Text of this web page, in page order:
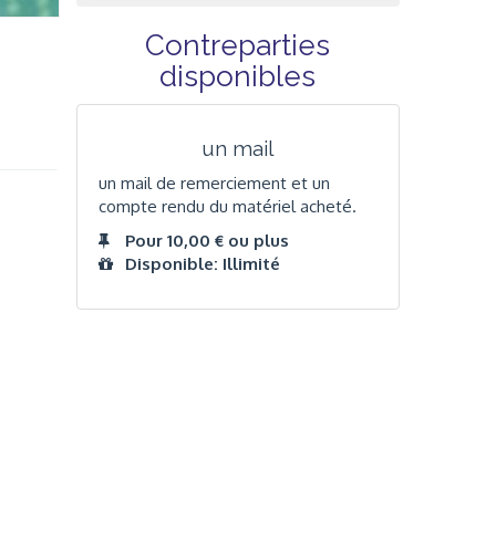
Contreparties
disponibles
un mail
un mail de remerciement et un
compte rendu du matériel acheté.
Pour 10,00 € ou plus
Disponible: Illimité